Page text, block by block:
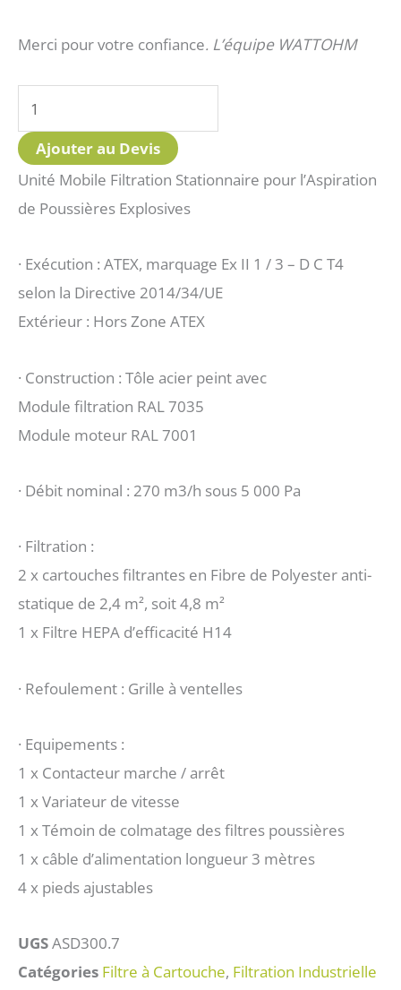
Merci pour votre confiance. L’équipe WATTOHM
quantité
de
Unité
d'Aspiration
de
Explosives
ASD
300
Ajouter au Devis
Unité Mobile Filtration Stationnaire pour l’Aspiration
de Poussières Explosives
· Exécution : ATEX, marquage Ex II 1 / 3 – D C T4
selon la Directive 2014/34/UE
Extérieur : Hors Zone ATEX
· Construction : Tôle acier peint avec
Module filtration RAL 7035
Module moteur RAL 7001
· Débit nominal : 270 m3/h sous 5 000 Pa
· Filtration :
2 x cartouches filtrantes en Fibre de Polyester anti-
statique de 2,4 m², soit 4,8 m²
1 x Filtre HEPA d’efficacité H14
· Refoulement : Grille à ventelles
· Equipements :
1 x Contacteur marche / arrêt
1 x Variateur de vitesse
1 x Témoin de colmatage des filtres poussières
1 x câble d’alimentation longueur 3 mètres
4 x pieds ajustables
UGSASD300.7
Catégories Filtre à Cartouche, Filtration Industrielle